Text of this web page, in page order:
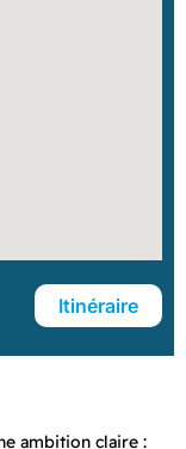
ambition claire :
Itinéraire